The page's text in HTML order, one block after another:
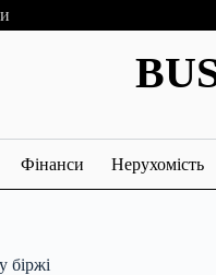
Фінанси Нерухомість
біржі